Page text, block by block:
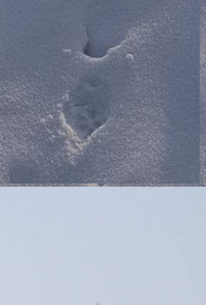
г/п., фундамент монолитный,
м. кв, стены кирпич, перекрытия